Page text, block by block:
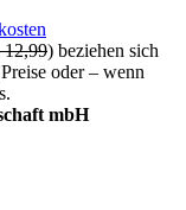
) beziehen sich
oder – wenn
mbH